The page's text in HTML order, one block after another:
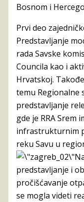
Bosnom i
Prvi deo
Predstavljanje
rada Savske
Councila kao i
Hrvatskoj.
temu Regionalne
predstavljanje
gde je RRA Srem
infrastrukturnim
reku Savu u
predstavljanje i
pročišćavanje
se mogla videti